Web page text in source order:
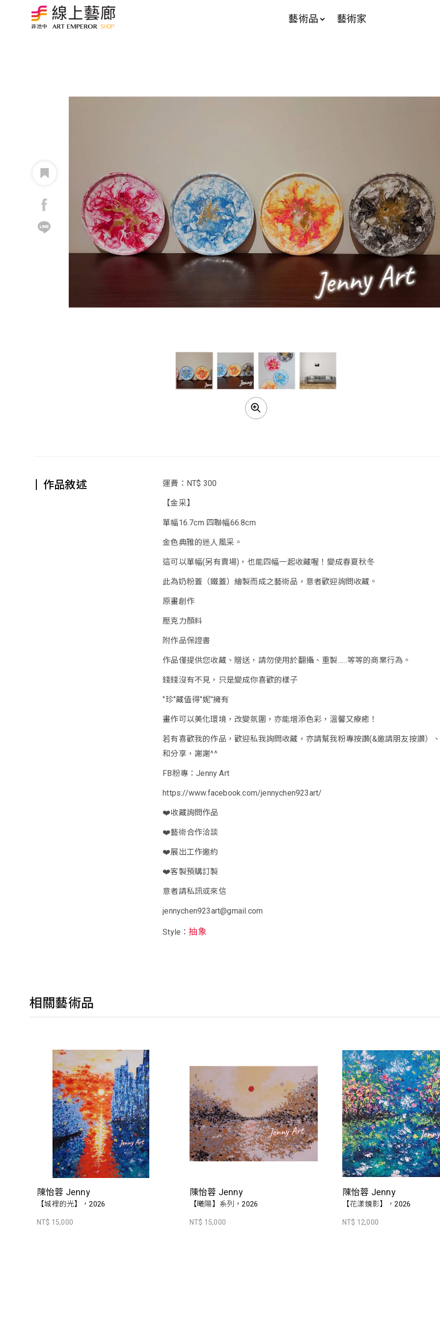
藝術品 藝術家
作品敘述 運費：NT$ 300
【金采】
單幅16.7cm 四聯幅66.8cm
金色典雅的迷人風采。
這可以單幅(另有賣場)，也能四幅一起收藏喔！變成春夏秋冬
此為奶粉蓋（鐵蓋）繪製而成之藝術品，意者歡迎詢問收藏。
原畫創作
壓克力顏料
附作品保證書
作品僅提供您收藏、贈送，請勿使用於翻攝、重製......等等的商業行為。
錢錢沒有不見，只是變成你喜歡的樣子
‘’珍‘’藏值得‘’妮‘’擁有
畫作可以美化環境，改變氛圍，亦能增添色彩，溫馨又療癒！
若有喜歡我的作品，歡迎私我詢問收藏，亦請幫我粉專按讚(&邀請朋友按讚）
和分享，謝謝^^
FB粉專：Jenny Art
https://www.facebook.com/jennychen923art/
❤️收藏詢問作品
❤️藝術合作洽談
❤️展出工作邀約
❤️客製預購訂製
意者請私訊或來信
jennychen923art@gmail.com
Style：抽象
相關藝術品
陳怡蓉 Jenny
【城裡的光】，2026
NT$ 15,000
陳怡蓉 Jenny
【曦陽】系列，2026
NT$ 15,000
陳怡蓉 Jenny
【花漾鏡影】，2026
NT$ 12,000